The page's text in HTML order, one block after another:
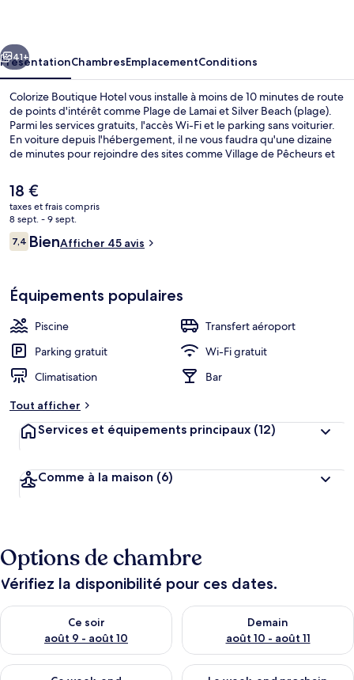
Suivant
41+
PrésentationChambresEmplacementConditions
Colorize Boutique Hotel vous installe à moins de 10 minutes de route
de points d'intérêt comme Plage de Lamai et Silver Beach (plage).
Parmi les services gratuits, l'accès Wi-Fi et le parking sans voiturier.
En voiture depuis l'hébergement, il ne vous faudra qu'une dizaine
de minutes pour rejoindre des sites comme Village de Pêcheurs et
Le
prix
actuel
est
de
18 €
taxes et frais compris
8 sept. - 9 sept.
Avis
voyageurs
7,47,4 sur 10
BienAfficher 45 avis
Équipements populaires
Piscine
Transfert aéroport
Parking gratuit
Wi-Fi gratuit
Climatisation
Bar
Tout afficher
Services et équipements principaux (12)
Comme à la maison (6)
Options de chambre
Vérifiez la disponibilité pour ces dates.
Ce soir
août 9 - août 10
Vérifier la disponibilité pour ce soir août 9 - août 10
Demain
août 10 - août 11
Vérifier la disponibilité pour
Vérifier la disponibilité pour ce week-end août 14 - août 16
Vérifier la disponibilité pour